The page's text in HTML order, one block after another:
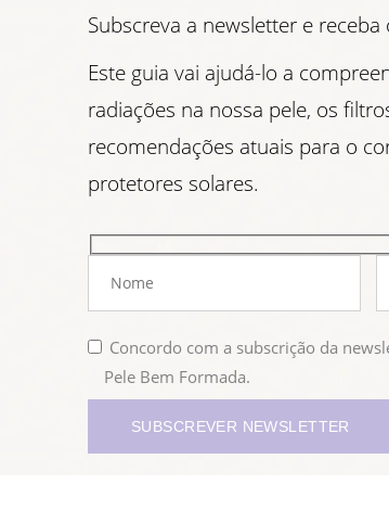
Subscreva a newsletter e
Este guia vai ajudá-lo a
radiações na nossa pele, os
recomendações atuais para o
protetores solares.
Concordo com a subscrição da
Pele Bem Formada.
SUBSCREVER NEWSLETTER